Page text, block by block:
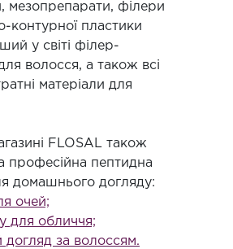
мезопрепарати, філери
контурної пластики
у світі філер-
для волосся, а також всі
матеріали для
FLOSAL також
професійна пептидна
домашнього догляду:
очей;
для обличчя;
догляд за волоссям.